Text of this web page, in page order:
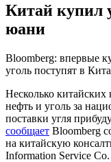
Китай купил
юани
Bloomberg: впервые
уголь поступят в
Несколько
нефть и уголь за
поставки угля
сообщает Bloomberg
на китайскую
Information Service Co.